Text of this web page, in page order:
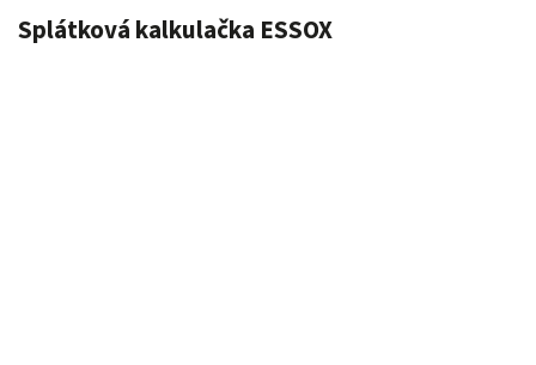
Splátková kalkulačka ESSOX